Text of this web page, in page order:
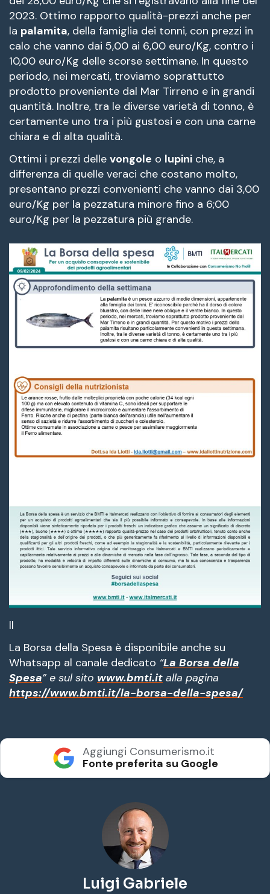
2023. Ottimo rapporto qualità-prezzi anche per
la palamita, della famiglia dei tonni, con prezzi in
calo che vanno dai 5,00 ai 6,00 euro/Kg, contro i
10,00 euro/Kg delle scorse settimane. In questo
periodo, nei mercati, troviamo soprattutto
prodotto proveniente dal Mar Tirreno e in grandi
quantità. Inoltre, tra le diverse varietà di tonno, è
certamente uno tra i più gustosi e con una carne
chiara e di alta qualità.
Ottimi i prezzi delle vongole o lupini che, a
differenza di quelle veraci che costano molto,
presentano prezzi convenienti che vanno dai 3,00
euro/Kg per la pezzatura minore fino a 6;00
euro/Kg per la pezzatura più grande.
ll
La Borsa della Spesa è disponibile anche su
Whatsapp al canale dedicato “La Borsa della
Spesa” e sul sito www.bmti.it alla pagina
https://www.bmti.it/la-borsa-della-spesa/
Aggiungi Consumerismo.it
Fonte preferita su Google
Luigi Gabriele